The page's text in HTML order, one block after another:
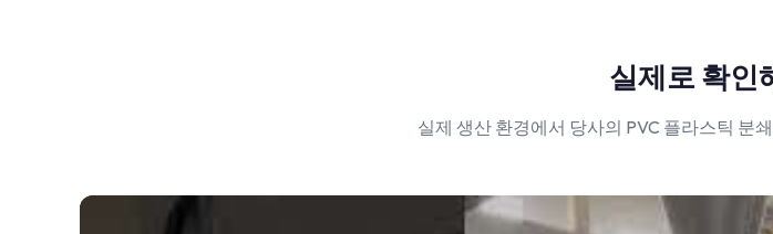
실제로 확인
실제 생산 환경에서 당사의 PVC 플라스틱 분